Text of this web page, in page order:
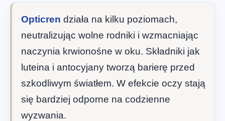
Opticren działa na kilku poziomach,
neutralizując wolne rodniki i wzmacniając
naczynia krwionośne w oku. Składniki jak
luteina i antocyjany tworzą barierę przed
szkodliwym światłem. W efekcie oczy stają
się bardziej odporne na codzienne
wyzwania.